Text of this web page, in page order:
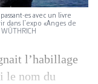
avec un livre
dans l’expo «Anges de
l’habillage
le nom du